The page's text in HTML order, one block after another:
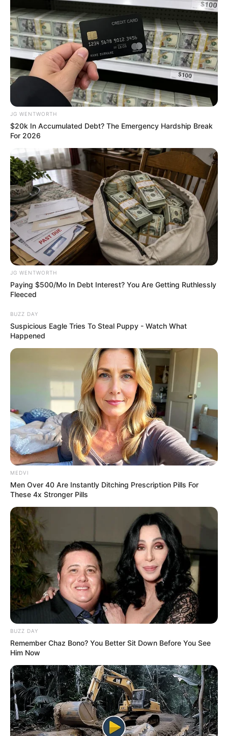
This Woman Chose To Live Like A Horse
Why everything you thought you knew about water
might be wrong
CTA LOVE
Busting Movie Myths! Common Clichés That Don't
Reflect Reality
BRAINBERRIES
Mystery Solved: Here's Why These 9 Actors Left
Their TV Shows
BRAINBERRIES
JG WENTWORTH
$20k In Accumulated Debt? The Emergency Hardship Break
For 2026
JG WENTWORTH
Paying $500/Mo In Debt Interest? You Are Getting Ruthlessly
Fleeced
BUZZ DAY
Suspicious Eagle Tries To Steal Puppy - Watch What
Happened
MEDVI
Men Over 40 Are Instantly Ditching Prescription Pills For
These 4x Stronger Pills
BUZZ DAY
Remember Chaz Bono? You Better Sit Down Before You See
Him Now